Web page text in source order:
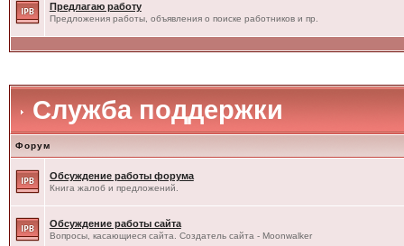
Предлагаю работу
Предложения работы, объявления о поиске работников и пр.
Служба поддержки
Форум
Обсуждение работы форума
Книга жалоб и предложений.
Обсуждение работы сайта
Вопросы, касающиеся сайта. Создатель сайта - Moonwalker